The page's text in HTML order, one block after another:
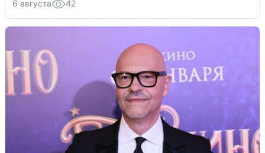
6 августа 42